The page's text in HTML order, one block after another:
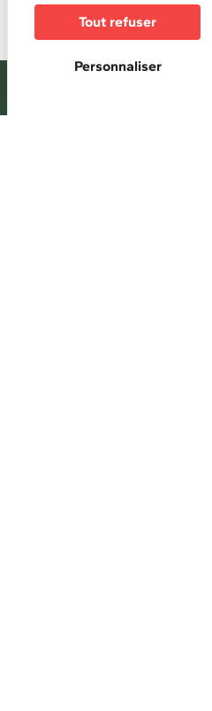
Tarifs
Accès libre
Tout refuser
Personnaliser